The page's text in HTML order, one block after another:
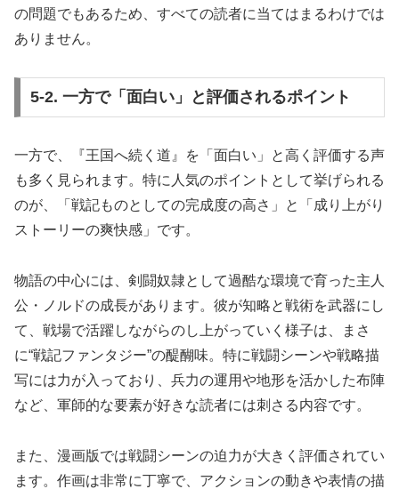
の問題でもあるため、すべての読者に当てはまるわけでは
ありません。
5-2. 一方で「面白い」と評価されるポイント
一方で、『王国へ続く道』を「面白い」と高く評価する声
も多く見られます。特に人気のポイントとして挙げられる
のが、「戦記ものとしての完成度の高さ」と「成り上がり
ストーリーの爽快感」です。
物語の中心には、剣闘奴隷として過酷な環境で育った主人
公・ノルドの成長があります。彼が知略と戦術を武器にし
て、戦場で活躍しながらのし上がっていく様子は、まさ
に“戦記ファンタジー”の醍醐味。特に戦闘シーンや戦略描
写には力が入っており、兵力の運用や地形を活かした布陣
など、軍師的な要素が好きな読者には刺さる内容です。
また、漫画版では戦闘シーンの迫力が大きく評価されてい
ます。作画は非常に丁寧で、アクションの動きや表情の描